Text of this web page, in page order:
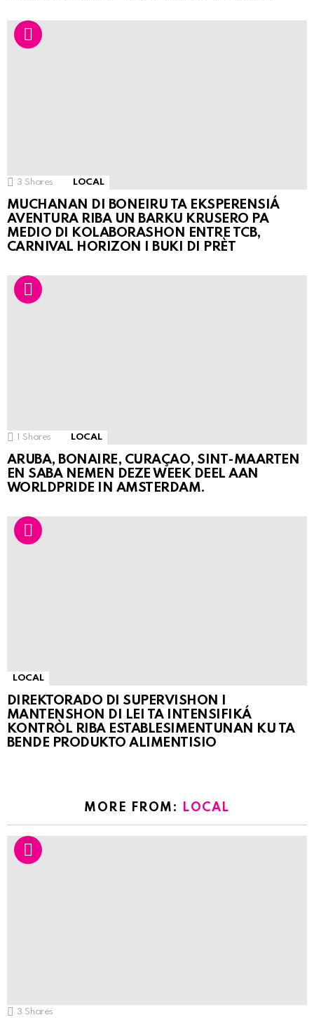
3 Shares LOCAL
MUCHANAN DI BONEIRU TA EKSPERENSIÁ
AVENTURA RIBA UN BARKU KRUSERO PA
MEDIO DI KOLABORASHON ENTRE TCB,
CARNIVAL HORIZON I BUKI DI PRÈT
Shares LOCAL
ARUBA, BONAIRE, CURAÇAO, SINT-MAARTEN
EN SABA NEMEN DEZE WEEK DEEL AAN
WORLDPRIDE IN AMSTERDAM.
LOCAL
DIREKTORADO DI SUPERVISHON I
MANTENSHON DI LEI TA INTENSIFIKÁ
KONTRÒL RIBA ESTABLESIMENTUNAN KU TA
BENDE PRODUKTO ALIMENTISIO
MORE FROM: LOCAL
3 Shares